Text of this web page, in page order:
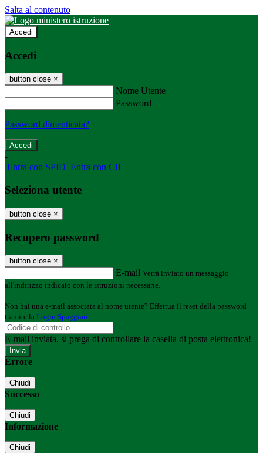
Salta al contenuto
Accedi
Accedi
button close ×
Nome Utente
Password
Password dimenticata?
-
Entra con SPID Entra con CIE
Seleziona utente
button close ×
Recupero password
button close ×
E-mail Verrà inviato un messaggio
all'indirizzo indicato con le istruzioni necessarie.
Non hai una e-mail associata al nome utente? Effettua il reset della password
tramite la Login Spaggiari
E-mail inviata, si prega di controllare la casella di posta elettronica!
Errore
Chiudi
Successo
Chiudi
Informazione
Chiudi